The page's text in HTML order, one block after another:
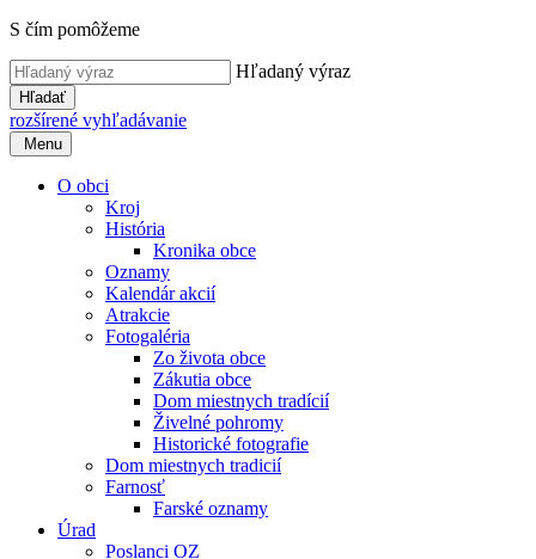
S čím pomôžeme
Hľadaný výraz
Hľadať
rozšírené vyhľadávanie
Menu
O obci
Kroj
História
Kronika obce
Oznamy
Kalendár akcií
Atrakcie
Fotogaléria
Zo života obce
Zákutia obce
Dom miestnych tradícií
Živelné pohromy
Historické fotografie
Dom miestnych tradicií
Farnosť
Farské oznamy
Úrad
Poslanci OZ